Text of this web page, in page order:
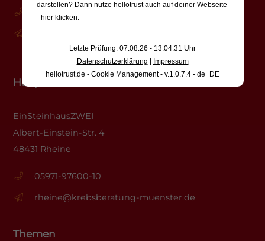
Hauptstelle Rheine
EinSteinhausZWEI
Albert-Einstein-Str. 4
48431 Rheine
05971-97600-10
rheine@krebsberatung-muenster.de
Themen
darstellen? Dann nutze hellotrust auch auf deiner Webseite
- hier klicken.
Letzte Prüfung: 07.08.26 - 13:04:31 Uhr
Datenschutzerklärung
Impressum
hellotrust.de - Cookie Management - v.1.0.7.4 - de_DE